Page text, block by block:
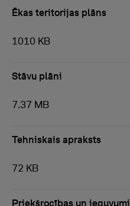
Ēkas teritorijas plāns
1010 KB
Stāvu plāni
7.37 MB
Tehniskais apraksts
72 KB
Priekšrocības un ieguvumi